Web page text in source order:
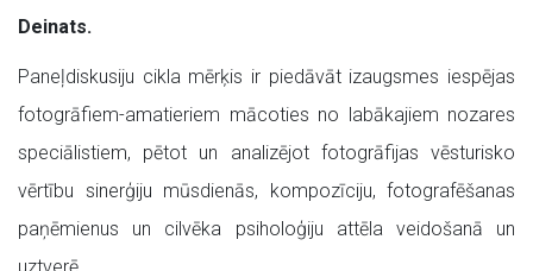
Deinats.
Paneļdiskusiju cikla mērķis ir piedāvāt izaugsmes iespējas
fotogrāfiem-amatieriem mācoties no labākajiem nozares
speciālistiem, pētot un analizējot fotogrāfijas vēsturisko
vērtību sinerģiju mūsdienās, kompozīciju, fotografēšanas
paņēmienus un cilvēka psiholoģiju attēla veidošanā un